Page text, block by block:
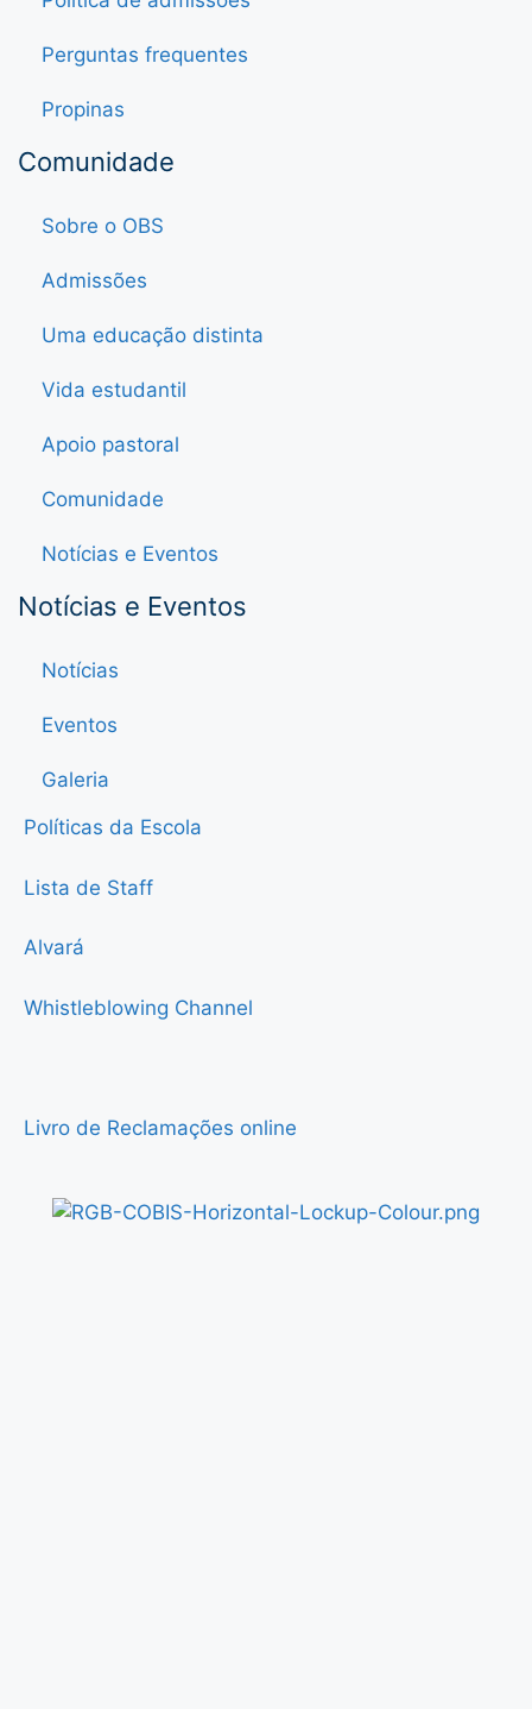
Perguntas frequentes
Propinas
Comunidade
Sobre o OBS
Admissões
Uma educação distinta
Vida estudantil
Apoio pastoral
Comunidade
Notícias e Eventos
Notícias e Eventos
Notícias
Eventos
Galeria
Políticas da Escola
Lista de Staff
Alvará
Whistleblowing Channel
Livro de Reclamações online